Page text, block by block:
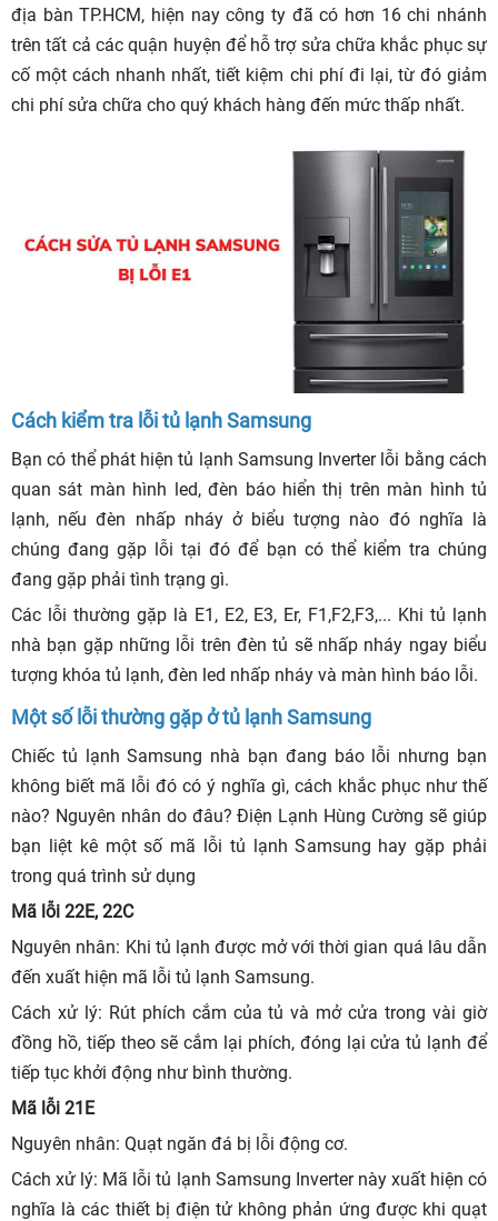
địa bàn TP.HCM, hiện nay công ty đã có hơn 16 chi nhánh
trên tất cả các quận huyện để hỗ trợ sửa chữa khắc phục sự
cố một cách nhanh nhất, tiết kiệm chi phí đi lại, từ đó giảm
chi phí sửa chữa cho quý khách hàng đến mức thấp nhất.
Cách kiểm tra lỗi tủ lạnh Samsung
Bạn có thể phát hiện tủ lạnh Samsung Inverter lỗi bằng cách
quan sát màn hình led, đèn báo hiển thị trên màn hình tủ
lạnh, nếu đèn nhấp nháy ở biểu tượng nào đó nghĩa là
chúng đang gặp lỗi tại đó để bạn có thể kiểm tra chúng
đang gặp phải tình trạng gì.
Các lỗi thường gặp là E1, E2, E3, Er, F1,F2,F3,... Khi tủ lạnh
nhà bạn gặp những lỗi trên đèn tủ sẽ nhấp nháy ngay biểu
tượng khóa tủ lạnh, đèn led nhấp nháy và màn hình báo lỗi.
Một số lỗi thường gặp ở tủ lạnh Samsung
Chiếc tủ lạnh Samsung nhà bạn đang báo lỗi nhưng bạn
không biết mã lỗi đó có ý nghĩa gì, cách khắc phục như thế
nào? Nguyên nhân do đâu? Điện Lạnh Hùng Cường sẽ giúp
bạn liệt kê một số mã lỗi tủ lạnh Samsung hay gặp phải
trong quá trình sử dụng
Mã lỗi 22E, 22C
Nguyên nhân: Khi tủ lạnh được mở với thời gian quá lâu dẫn
đến xuất hiện mã lỗi tủ lạnh Samsung.
Cách xử lý: Rút phích cắm của tủ và mở cửa trong vài giờ
đồng hồ, tiếp theo sẽ cắm lại phích, đóng lại cửa tủ lạnh để
tiếp tục khởi động như bình thường.
Mã lỗi 21E
Nguyên nhân: Quạt ngăn đá bị lỗi động cơ.
Cách xử lý: Mã lỗi tủ lạnh Samsung Inverter này xuất hiện có
nghĩa là các thiết bị điện tử không phản ứng được khi quạt